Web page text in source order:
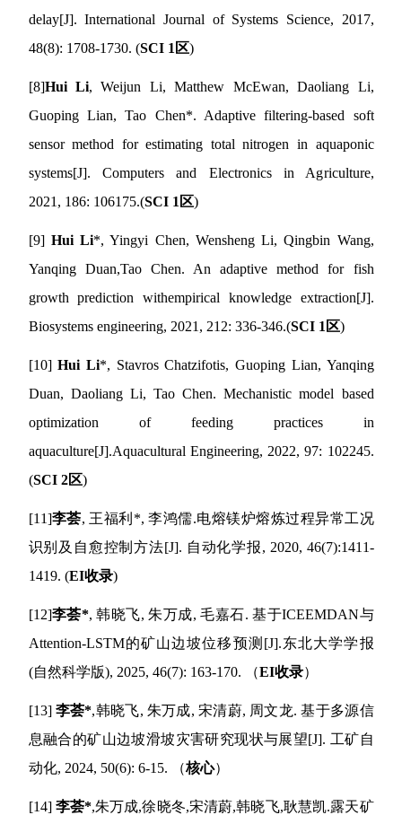
delay[J]. International Journal of Systems Science, 2017,
48(8): 1708-1730. (SCI 1区)
[8]Hui Li, Weijun Li, Matthew McEwan, Daoliang Li,
Guoping Lian, Tao Chen*. Adaptive filtering-based soft
sensor method for estimating total nitrogen in aquaponic
systems[J]. Computers and Electronics in Agriculture,
2021, 186: 106175.(SCI 1区)
[9] Hui Li*, Yingyi Chen, Wensheng Li, Qingbin Wang,
Yanqing Duan,Tao Chen. An adaptive method for fish
growth prediction withempirical knowledge extraction[J].
Biosystems engineering, 2021, 212: 336-346.(SCI 1区)
[10]Hui Li*, Stavros Chatzifotis, Guoping Lian, Yanqing
Duan, Daoliang Li, Tao Chen.Mechanistic model based
optimization of feeding practices in
aquaculture[J].Aquacultural Engineering, 2022, 97: 102245.
(SCI 2区)
[11]李荟,王福利 *,李鸿儒.电熔镁炉熔炼过程异常工况
识别及自愈控制方法[J]. 自动化学报, 2020, 46(7):1411-
1419. (EI收录)
[12]李荟*,韩晓飞,朱万成,毛嘉石.基于ICEEMDAN与
Attention-LSTM的矿山边坡位移预测 [J].东北大学学报
(自然科学版), 2025, 46(7): 163-170. （EI收录）
[13] 李荟*,韩晓飞, 朱万成,宋清蔚, 周文龙.基于多源信
息融合的矿山边坡滑坡灾害研究现状与展望[J]. 工矿自
动化, 2024, 50(6): 6-15. （核心）
[14] 李荟*,朱万成,徐晓冬,宋清蔚,韩晓飞,耿慧凯.露天矿